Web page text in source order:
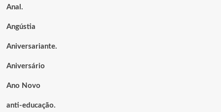
Anal.
Angústia
Aniversariante.
Aniversário
Ano Novo
anti-educação.